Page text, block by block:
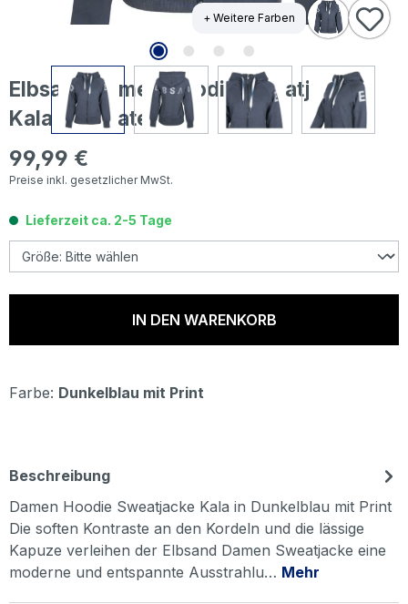
+ Weitere Farben
Elbsand Damen Hoodie Sweatjacke
Kala coldwater
Regulärer Preis:
99,99 €
Preise inkl. gesetzlicher MwSt.
Lieferzeit ca. 2-5 Tage
IN DEN WARENKORB
Farbe: Dunkelblau mit Print
Beschreibung
Damen Hoodie Sweatjacke Kala in Dunkelblau mit Print
Die soften Kontraste an den Kordeln und die lässige
Kapuze verleihen der Elbsand Damen Sweatjacke eine
moderne und entspannte Ausstrahlu… Mehr